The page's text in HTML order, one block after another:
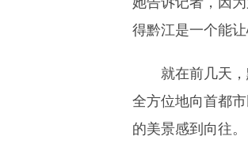
得黔江是一个能让
就在前几天
全方位地向首都
的美景感到向往。